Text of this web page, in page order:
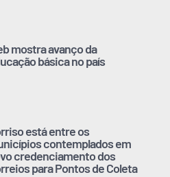
mostra avanço da
básica no país
está entre os
contemplados em
credenciamento dos
para Pontos de Coleta